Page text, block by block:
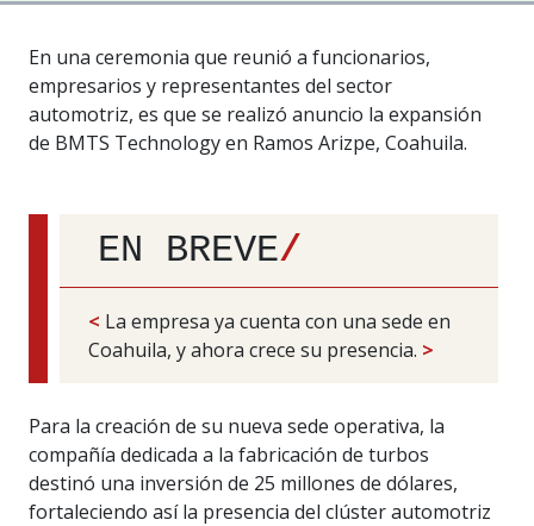
En una ceremonia que reunió a funcionarios,
empresarios y representantes del sector
automotriz, es que se realizó anuncio la expansión
de BMTS Technology en Ramos Arizpe, Coahuila.
EN BREVE/
< La empresa ya cuenta con una sede en
Coahuila, y ahora crece su presencia. >
Para la creación de su nueva sede operativa, la
compañía dedicada a la fabricación de turbos
destinó una inversión de 25 millones de dólares,
fortaleciendo así la presencia del clúster automotriz